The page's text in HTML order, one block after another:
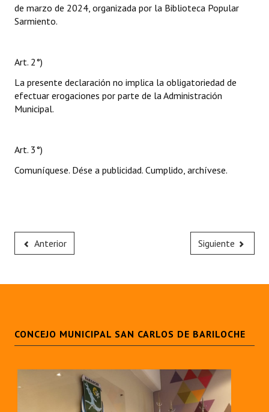
de marzo de 2024, organizada por la Biblioteca Popular
Sarmiento.
Art. 2°)
La presente declaración no implica la obligatoriedad de
efectuar erogaciones por parte de la Administración
Municipal.
Art. 3°)
Comuníquese. Dése a publicidad. Cumplido, archívese.
Anterior Siguiente
CONCEJO MUNICIPAL SAN CARLOS DE BARILOCHE